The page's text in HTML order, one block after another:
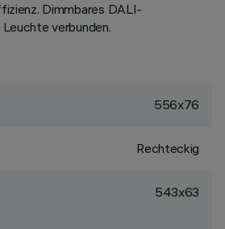
Dimmbares DALI-
verbunden.
556x76
Rechteckig
543x63